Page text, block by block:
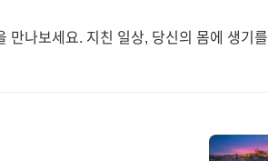
만나보세요. 지친 일상, 당신의 몸에 생기를